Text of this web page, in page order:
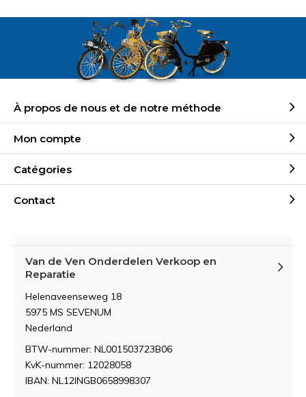
À propos de nous et de notre méthode
Mon compte
Catégories
Contact
Van de Ven Onderdelen Verkoop en
Reparatie
Helenaveenseweg 18
5975 MS SEVENUM
Nederland
BTW-nummer: NL001503723B06
KvK-nummer: 12028058
IBAN: NL12INGB0658998307